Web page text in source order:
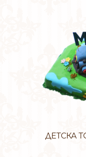
ДЕТСКА